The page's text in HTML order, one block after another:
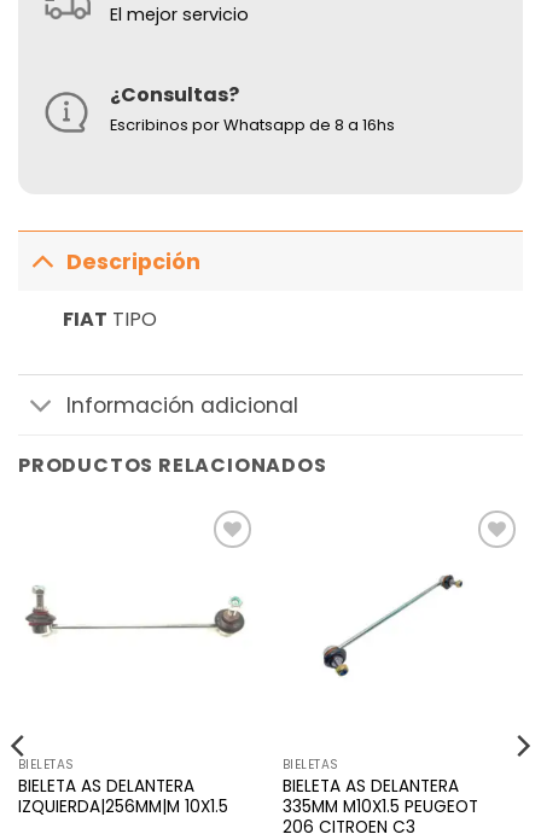
El mejor servicio
¿Consultas?
Escribinos por Whatsapp de 8 a 16hs
Descripción
FIAT TIPO
Información adicional
PRODUCTOS RELACIONADOS
lista de
deseos
BIELETAS
BIELETA AS DELANTERA
IZQUIERDA|256MM|M 10X1.5
BIELETAS
BIELETA AS DELANTERA
335MM M10X1.5 PEUGEOT
206 CITROEN C3